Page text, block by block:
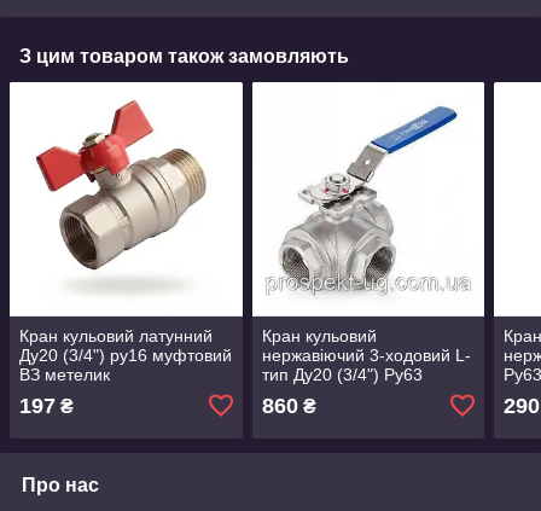
З цим товаром також замовляють
Кран кульовий латунний
Ду20 (3/4") ру16 муфтовий
ВЗ метелик
197 ₴
Кран кульовий
нержавіючий 3-ходовий L-
тип Ду20 (3/4") Ру63
860₴ 290
Про нас